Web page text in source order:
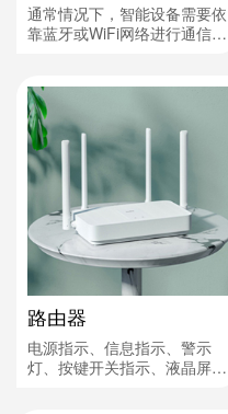
通常情况下，智能设备需要依
靠蓝牙或WiFi网络进行通信。
这些事实让迪斯尼研究人员寻
找新的方法，来让设备通过
LED灯光进行互相通信。正如
你可能想象的那样，究人员首
先让内建LED灯的玩具进行通
信，LED内建的光电二极管不
仅可以发光也可以检测光线
路由器
电源指示、信息指示、警示
灯、按键开关指示、液晶屏组